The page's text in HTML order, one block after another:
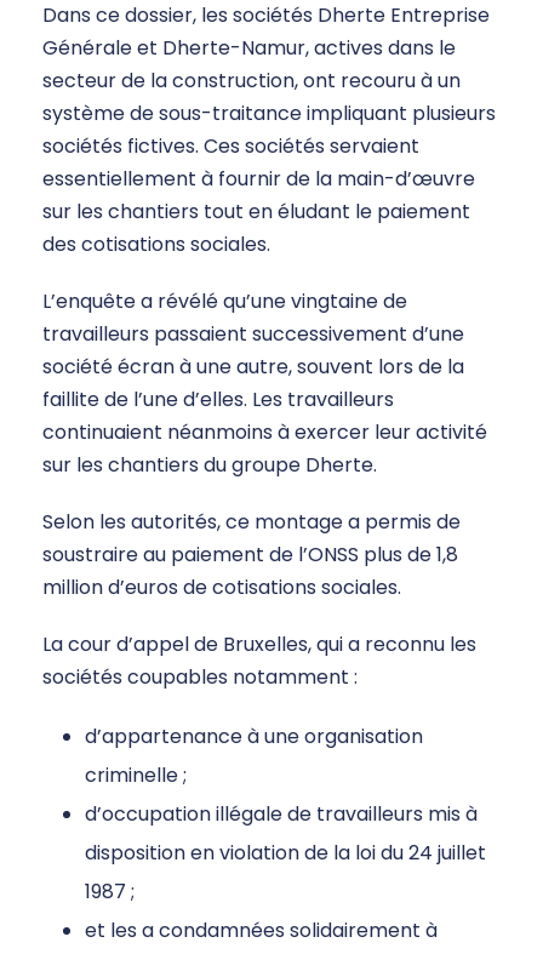
Dans ce dossier, les sociétés Dherte Entreprise
Générale et Dherte-Namur, actives dans le
secteur de la construction, ont recouru à un
système de sous-traitance impliquant plusieurs
sociétés fictives. Ces sociétés servaient
essentiellement à fournir de la main-d’œuvre
sur les chantiers tout en éludant le paiement
des cotisations sociales.
L’enquête a révélé qu’une vingtaine de
travailleurs passaient successivement d’une
société écran à une autre, souvent lors de la
faillite de l’une d’elles. Les travailleurs
continuaient néanmoins à exercer leur activité
sur les chantiers du groupe Dherte.
Selon les autorités, ce montage a permis de
soustraire au paiement de l’ONSS plus de 1,8
million d’euros de cotisations sociales.
La cour d’appel de Bruxelles, qui a reconnu les
sociétés coupables notamment :
d’appartenance à une organisation
criminelle ;
d’occupation illégale de travailleurs mis à
disposition en violation de la loi du 24 juillet
1987 ;
et les a condamnées solidairement à